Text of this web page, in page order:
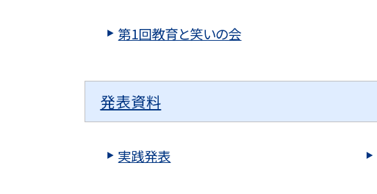
第1回教育と笑いの会
発表資料
実践発表